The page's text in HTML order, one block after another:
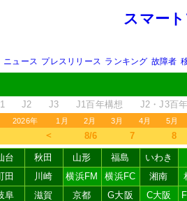
スマー
ニュース プレスリリース ランキング 故障者
J2 J3 J1百年構想 J2・J3百
2026年 1月 2月 3月 4月 5月
＜ 8/6 7 8
台 秋田 山形 福島
いわき
田 川崎 横浜FM 横浜FC 湘南
阜 滋賀 京都 G大阪 C大阪